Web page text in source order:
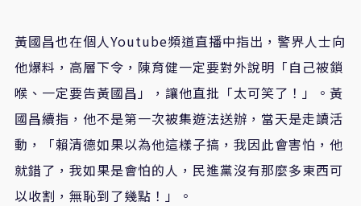
黃國昌也在個人Youtube頻道直播中指出，警界人士向
他爆料，高層下令，陳育健一定要對外說明「自己被鎖
喉、一定要告黃國昌」，讓他直批「太可笑了！」。黃
國昌續指，他不是第一次被集遊法送辦，當天是走讀活
動，「賴清德如果以為他這樣子搞，我因此會害怕，他
就錯了，我如果是會怕的人，民進黨沒有那麼多東西可
以收割，無恥到了幾點！」。